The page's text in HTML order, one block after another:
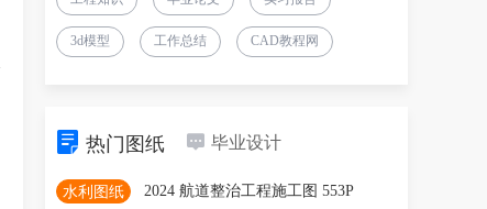
3d模型 工作总结 CAD教程网
热门图纸 毕业设计
水利图纸 2024 航道整治工程施工图 553P